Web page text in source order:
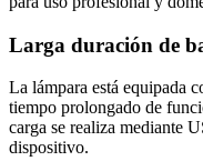
Larga duración de
La lámpara está equipada
tiempo prolongado de
carga se realiza mediante
dispositivo.